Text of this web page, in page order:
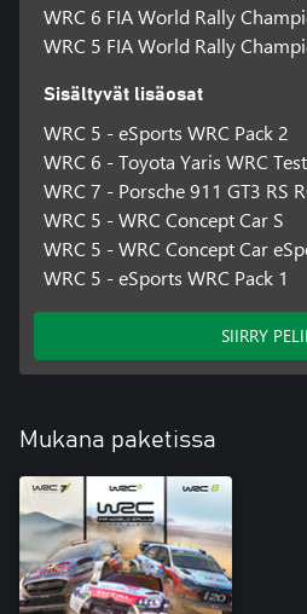
WRC 6 FIA World Rally
WRC 5 FIA World Rally
Sisältyvät lisäosat
WRC 5 - eSports WRC Pack 2
WRC 6 - Toyota Yaris WRC
WRC 7 - Porsche 911 GT3 RS
WRC 5 - WRC Concept Car S
WRC 5 - WRC Concept Car
WRC 5 - eSports WRC Pack 1
SIIRRY
Mukana paketissa